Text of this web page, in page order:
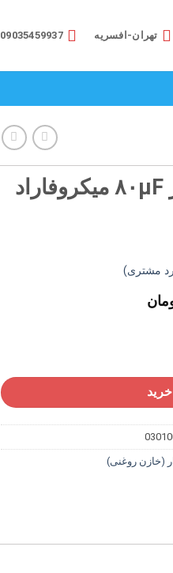
تهران-افسریه 09035459937
خازن روغنی دائم در مدار ۸۰µF میکروفاراد
مشتری)
(خازن روغنی)